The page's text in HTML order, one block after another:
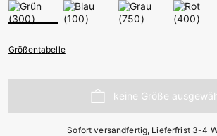
Größentabelle
Sofort versandfertig, Lieferfrist 3-4